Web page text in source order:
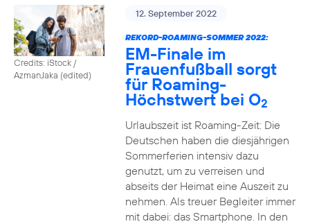
Credits: iStock /
AzmanJaka (edited)
12. September 2022
REKORD-ROAMING-SOMMER 2022:
EM-Finale im
Frauenfußball sorgt
für Roaming-
Höchstwert bei O2
Urlaubszeit ist Roaming-Zeit: Die
Deutschen haben die diesjährigen
Sommerferien intensiv dazu
genutzt, um zu verreisen und
abseits der Heimat eine Auszeit zu
nehmen. Als treuer Begleiter immer
mit dabei: das Smartphone. In den